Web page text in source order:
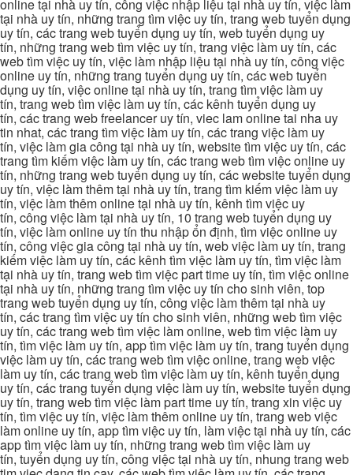
online tại nhà uy tín, công việc nhập liệu tại nhà uy tín, việc làm
tại nhà uy tín, những trang tìm việc uy tín, trang web tuyển dụng
uy tín, các trang web tuyển dụng uy tín, web tuyển dụng uy
tín, những trang web tìm việc uy tín, trang việc làm uy tín, các
web tìm việc uy tín, việc làm nhập liệu tại nhà uy tín, công việc
online uy tín, những trang tuyển dụng uy tín, các web tuyển
dụng uy tín, việc online tại nhà uy tín, trang tìm việc làm uy
tín, trang web tìm việc làm uy tín, các kênh tuyển dụng uy
tín, các trang web freelancer uy tín, viec lam online tai nha uy
tin nhat, các trang tìm việc làm uy tín, các trang việc làm uy
tín, việc làm gia công tại nhà uy tín, website tìm việc uy tín, các
trang tìm kiếm việc làm uy tín, các trang web tìm việc online uy
tín, những trang web tuyển dụng uy tín, các website tuyển dụng
uy tín, việc làm thêm tại nhà uy tín, trang tìm kiếm việc làm uy
tín, việc làm thêm online tại nhà uy tín, kênh tìm việc uy
tín, công việc làm tại nhà uy tín, 10 trang web tuyển dụng uy
tín, việc làm online uy tín thu nhập ổn định, tìm việc online uy
tín, công việc gia công tại nhà uy tín, web việc làm uy tín, trang
kiếm việc làm uy tín, các kênh tìm việc làm uy tín, tìm việc làm
tại nhà uy tín, trang web tìm việc part time uy tín, tìm việc online
tại nhà uy tín, những trang tìm việc uy tín cho sinh viên, top
trang web tuyển dụng uy tín, công việc làm thêm tại nhà uy
tín, các trang tìm việc uy tín cho sinh viên, những web tìm việc
uy tín, các trang web tìm việc làm online, web tìm việc làm uy
tín, tìm việc làm uy tín, app tìm việc làm uy tín, trang tuyển dụng
việc làm uy tín, các trang web tìm việc online, trang web việc
làm uy tín, các trang web tìm việc làm uy tín, kênh tuyển dụng
uy tín, các trang tuyển dụng việc làm uy tín, website tuyển dụng
uy tín, trang web tìm việc làm part time uy tín, trang xin việc uy
tín, tìm việc uy tín, việc làm thêm online uy tín, trang web việc
làm online uy tín, app tìm việc uy tín, làm việc tại nhà uy tín, các
app tìm việc làm uy tín, những trang web tìm việc làm uy
tín, tuyển dụng uy tín, công việc tại nhà uy tín, nhung trang web